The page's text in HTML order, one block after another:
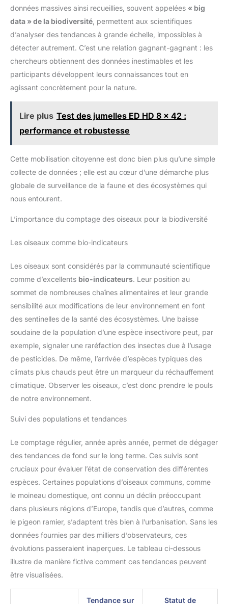
extérieurs. En outre, la
caoutchouc antidérapant peut
offrant une prise ferme.
d'utilisation. Notre équipe de
service client professionnel qui
fournit deux ans de support
service en ligne 24h/24 et 7j/7.
chasse, événements sportifs. Activez le mode sport pour
suivre des sujets rapides (oiseaux en vol, athlètes). Livré avec
une boîte de rangement sur mesure, il résiste aux chocs (mais
pas étanche, à protéger de l’eau). Cadeau parfait pour les
explorateurs, pères ou adolescents. Utilisez-le au stade, à la
plage, en forêt.
données massives ainsi recueillies, souvent appelées « big
data » de la biodiversité , permettent aux scientifiques
d’analyser des tendances à grande échelle, impossibles à
détecter autrement. C’est une relation gagnant-gagnant : les
chercheurs obtiennent des données inestimables et les
participants développent leurs connaissances tout en
agissant concrètement pour la nature.
Lire plus Test des jumelles ED HD 8 x 42 :
performance et robustesse
Cette mobilisation citoyenne est donc bien plus qu’une simple
collecte de données ; elle est au cœur d’une démarche plus
globale de surveillance de la faune et des écosystèmes qui
nous entourent.
L’importance du comptage des oiseaux pour la biodiversité
Les oiseaux comme bio-indicateurs
Les oiseaux sont considérés par la communauté scientifique
comme d’excellents bio-indicateurs. Leur position au
sommet de nombreuses chaînes alimentaires et leur grande
sensibilité aux modifications de leur environnement en font
des sentinelles de la santé des écosystèmes. Une baisse
soudaine de la population d’une espèce insectivore peut, par
exemple, signaler une raréfaction des insectes due à l’usage
de pesticides. De même, l’arrivée d’espèces typiques des
climats plus chauds peut être un marqueur du réchauffement
climatique. Observer les oiseaux, c’est donc prendre le pouls
de notre environnement.
Suivi des populations et tendances
Le comptage régulier, année après année, permet de dégager
des tendances de fond sur le long terme. Ces suivis sont
cruciaux pour évaluer l’état de conservation des différentes
espèces. Certaines populations d’oiseaux communs, comme
le moineau domestique, ont connu un déclin préoccupant
dans plusieurs régions d’Europe, tandis que d’autres, comme
le pigeon ramier, s’adaptent très bien à l’urbanisation. Sans les
données fournies par des milliers d’observateurs, ces
évolutions passeraient inaperçues. Le tableau ci-dessous
illustre de manière fictive comment ces tendances peuvent
être visualisées.
Tendance sur
Statut de